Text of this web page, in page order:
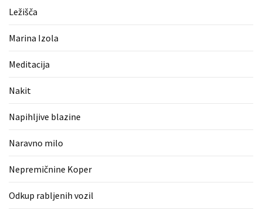
(1)
Zaščitne
(1)
Hipnoterapija
Ležišča
Marina Izola
Meditacija
Nakit
Napihljive blazine
Naravno milo
Nepremičnine Koper
Odkup rabljenih vozil